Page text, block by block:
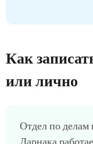
Как
или лично
Отдел по